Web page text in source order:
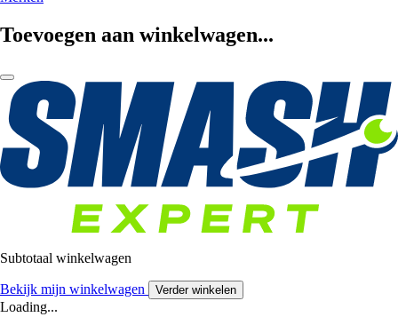
Toevoegen aan winkelwagen...
Subtotaal winkelwagen
Bekijk mijn winkelwagen Verder winkelen
Loading...